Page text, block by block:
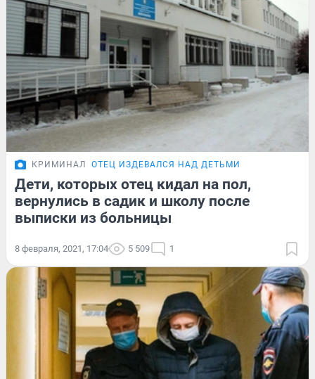
КРИМИНАЛ ОТЕЦ ИЗДЕВАЛСЯ НАД ДЕТЬМИ
Дети, которых отец кидал на пол,
вернулись в садик и школу после
выписки из больницы
8 февраля, 2021, 17:04 5 509 1